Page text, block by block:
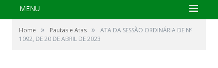
MENU
Home » Pautas e Atas »
ATA DA SESSÃO ORDINÁRIA DE Nº
1092, DE 20 DE ABRIL DE 2023